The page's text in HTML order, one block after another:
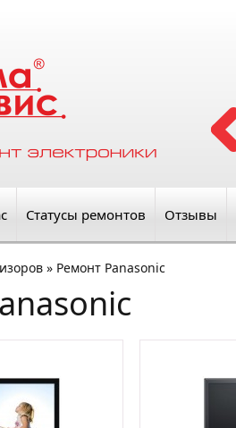
Статусы ремонтов Отзывы
» Ремонт Panasonic